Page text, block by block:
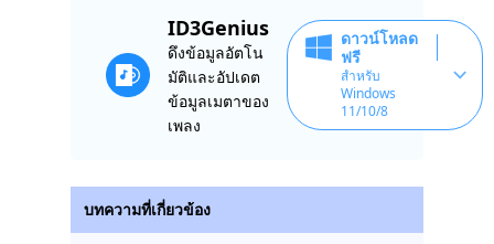
ID3Genius
ดึงข้อมูลอัตโน
มัติและอัปเดต
ข้อมูลเมตาของ
เพลง
ดาวน์โหลด
ฟรี
สำหรับ
Windows
11/10/8
บทความที่เกี่ยวข้อง